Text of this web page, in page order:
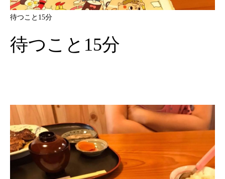
待つこと15分
待つこと15分